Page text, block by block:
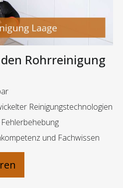
Rohrreinigung
Reinigungstechnologien
und Fachwissen